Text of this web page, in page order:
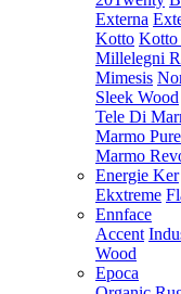
Externa
Kotto
Millelegni
Mimesis
Sleek Wood
Tele Di
Marmo
Marmo
Energie Ker
Ekxtreme
Ennface
Accent
Wood
Epoca